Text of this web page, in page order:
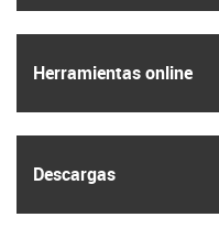
Herramientas online
Descargas